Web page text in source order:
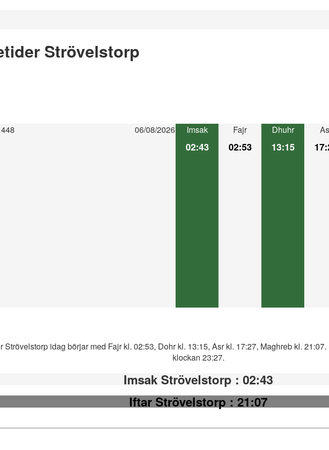
Strövelstorp
06/08/2026 Imsak
02:43
Fajr
02:53
Dhuhr
13:15
Strövelstorp idag börjar med Fajr kl. 02:53, Dohr kl. 13:15, Asr kl. 17:27, Maghreb kl.
klockan 23:27.
Imsak Strövelstorp : 02:43
Iftar Strövelstorp: 21:07